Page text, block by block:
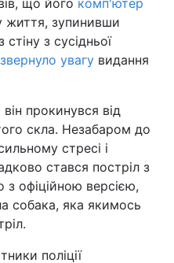
що його комп'ютер
життя, зупинивши
з сусідньої
звернуло увагу видання
прокинувся від
скла. Незабаром до
стресі і
стався постріл з
з офіційною версією,
собака, яка якимось
поліції